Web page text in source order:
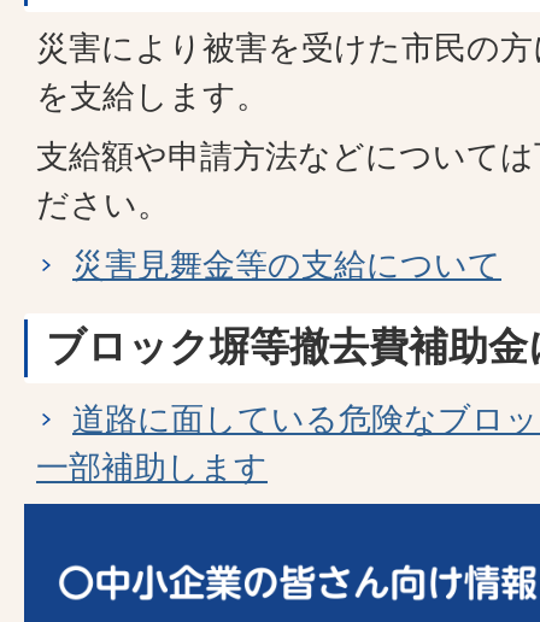
災害により被害を受けた市民の
を支給します。
支給額や申請方法などについて
ださい。
災害見舞金等の支給について
ブロック塀等撤去費補助
道路に面している危険なブロ
一部補助します